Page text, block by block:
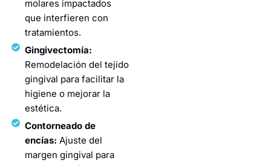
molares impactados
que interfieren con
tratamientos.
Gingivectomía:
Remodelación del tejido
gingival para facilitar la
higiene o mejorar la
estética.
Contorneado de
encías:Ajuste del
margen gingival para